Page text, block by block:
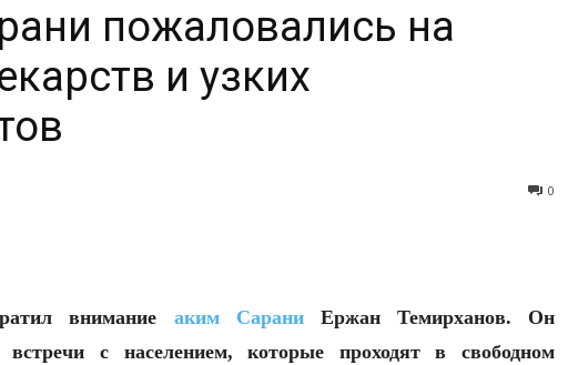
пожаловались на
и узких
0
внимание аким СараниЕржан Темирханов. Он
встречи с населением, которые проходят в свободном